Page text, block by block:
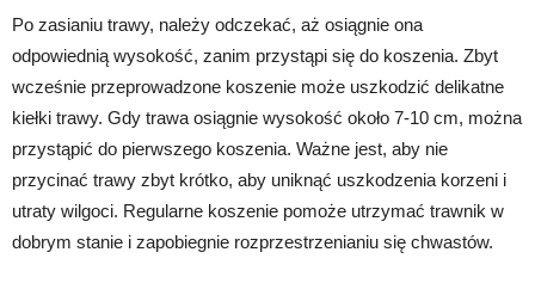
Po zasianiu trawy, należy odczekać, aż osiągnie ona
odpowiednią wysokość, zanim przystąpi się do koszenia. Zbyt
wcześnie przeprowadzone koszenie może uszkodzić delikatne
kiełki trawy. Gdy trawa osiągnie wysokość około 7-10 cm, można
przystąpić do pierwszego koszenia. Ważne jest, aby nie
przycinać trawy zbyt krótko, aby uniknąć uszkodzenia korzeni i
utraty wilgoci. Regularne koszenie pomoże utrzymać trawnik w
dobrym stanie i zapobiegnie rozprzestrzenianiu się chwastów.